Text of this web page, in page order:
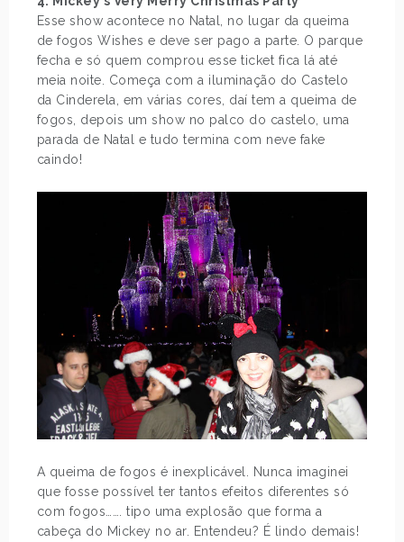
Esse show acontece no Natal, no lugar da queima
de fogos Wishes e deve ser pago a parte. O parque
fecha e só quem comprou esse ticket fica lá até
meia noite. Começa com a iluminação do Castelo
da Cinderela, em várias cores, daí tem a queima de
fogos, depois um show no palco do castelo, uma
parada de Natal e tudo termina com neve fake
caindo!
A queima de fogos é inexplicável. Nunca imaginei
que fosse possível ter tantos efeitos diferentes só
com fogos……. tipo uma explosão que forma a
cabeça do Mickey no ar. Entendeu? É lindo demais!